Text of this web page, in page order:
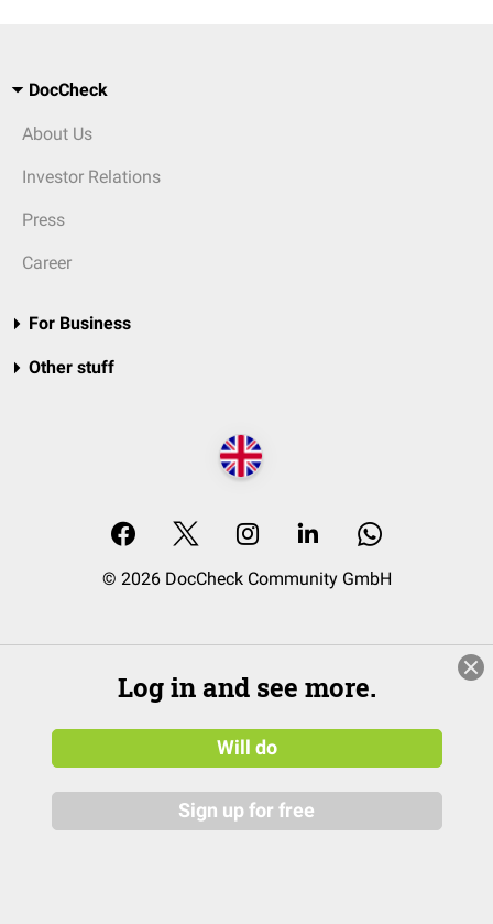
DocCheck
About Us
Investor Relations
Press
Career
For Business
Other stuff
© 2026 DocCheck Community GmbH
Log in and see more.
Will do
Sign up for free